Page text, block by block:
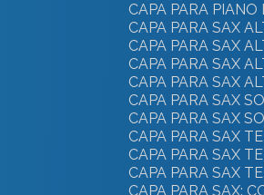
CAPA PARA
CAPA PARA SAX
CAPA PARA SAX
CAPA PARA SAX
CAPA PARA SAX
CAPA PARA SAX
CAPA PARA SAX
CAPA PARA SAX
CAPA PARA SAX
CAPA PARA SAX
CAPA PARA SAX: